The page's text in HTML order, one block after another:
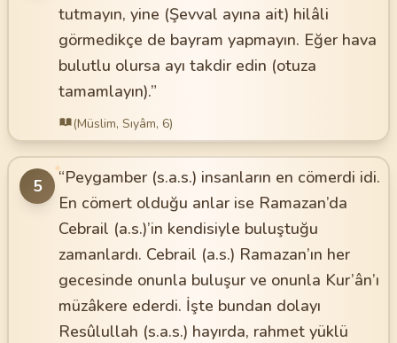
tutmayın, yine (Şevval ayına ait) hilâli
görmedikçe de bayram yapmayın. Eğer hava
bulutlu olursa ayı takdir edin (otuza
tamamlayın).”
(Müslim, Sıyâm, 6)
5
✦“Peygamber (s.a.s.) insanların en cömerdi idi.
En cömert olduğu anlar ise Ramazan’da
Cebrail (a.s.)’in kendisiyle buluştuğu
zamanlardı. Cebrail (a.s.) Ramazan’ın her
gecesinde onunla buluşur ve onunla Kur’ân’ı
müzâkere ederdi. İşte bundan dolayı
Resûlullah (s.a.s.) hayırda, rahmet yüklü